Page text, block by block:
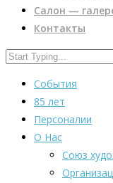
Салон —
Контакты
События
85 лет
Персоналии
О Нас
Союз